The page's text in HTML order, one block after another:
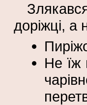
доріжці, а
Не їж